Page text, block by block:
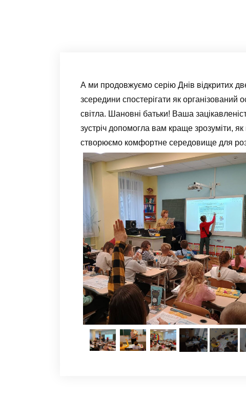
А ми продовжуємо серію Днів відкритих
зсередини спостерігати як організований
світла. Шановні батьки! Ваша
зустріч допомогла вам краще зрозуміти,
створюємо комфортне середовище для